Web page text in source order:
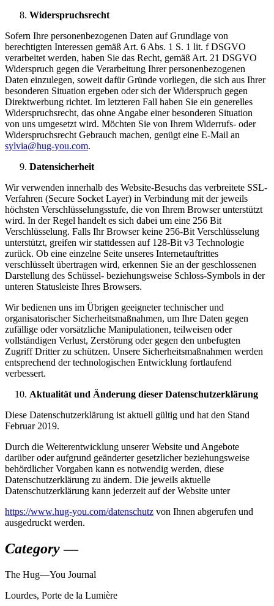
Widerspruchsrecht
Sofern Ihre personenbezogenen Daten auf Grundlage von
berechtigten Interessen gemäß Art. 6 Abs. 1 S. 1 lit. f DSGVO
verarbeitet werden, haben Sie das Recht, gemäß Art. 21 DSGVO
Widerspruch gegen die Verarbeitung Ihrer personenbezogenen
Daten einzulegen, soweit dafür Gründe vorliegen, die sich aus Ihrer
besonderen Situation ergeben oder sich der Widerspruch gegen
Direktwerbung richtet. Im letzteren Fall haben Sie ein generelles
Widerspruchsrecht, das ohne Angabe einer besonderen Situation
von uns umgesetzt wird. Möchten Sie von Ihrem Widerrufs- oder
Widerspruchsrecht Gebrauch machen, genügt eine E-Mail an
sylvia@hug-you.com.
Datensicherheit
Wir verwenden innerhalb des Website-Besuchs das verbreitete SSL-
Verfahren (Secure Socket Layer) in Verbindung mit der jeweils
höchsten Verschlüsselungsstufe, die von Ihrem Browser unterstützt
wird. In der Regel handelt es sich dabei um eine 256 Bit
Verschlüsselung. Falls Ihr Browser keine 256-Bit Verschlüsselung
unterstützt, greifen wir stattdessen auf 128-Bit v3 Technologie
zurück. Ob eine einzelne Seite unseres Internetauftrittes
verschlüsselt übertragen wird, erkennen Sie an der geschlossenen
Darstellung des Schüssel- beziehungsweise Schloss-Symbols in der
unteren Statusleiste Ihres Browsers.
Wir bedienen uns im Übrigen geeigneter technischer und
organisatorischer Sicherheitsmaßnahmen, um Ihre Daten gegen
zufällige oder vorsätzliche Manipulationen, teilweisen oder
vollständigen Verlust, Zerstörung oder gegen den unbefugten
Zugriff Dritter zu schützen. Unsere Sicherheitsmaßnahmen werden
entsprechend der technologischen Entwicklung fortlaufend
verbessert.
Aktualität und Änderung dieser Datenschutzerklärung
Diese Datenschutzerklärung ist aktuell gültig und hat den Stand
Februar 2019.
Durch die Weiterentwicklung unserer Website und Angebote
darüber oder aufgrund geänderter gesetzlicher beziehungsweise
behördlicher Vorgaben kann es notwendig werden, diese
Datenschutzerklärung zu ändern. Die jeweils aktuelle
Datenschutzerklärung kann jederzeit auf der Website unter
https://www.hug-you.com/datenschutz von Ihnen abgerufen und
ausgedruckt werden.
Category—
The Hug—You Journal
Lourdes, Porte de la Lumière